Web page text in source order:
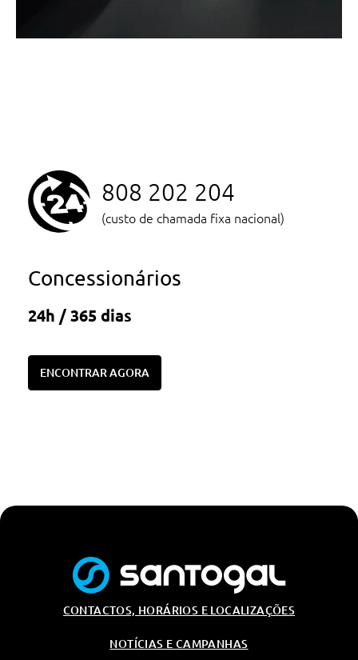
808 202 204
(custo de chamada fixa nacional)
Concessionários
24h / 365 dias
ENCONTRAR AGORA
CONTACTOS, HORÁRIOS E LOCALIZAÇÕES
NOTÍCIAS E CAMPANHAS